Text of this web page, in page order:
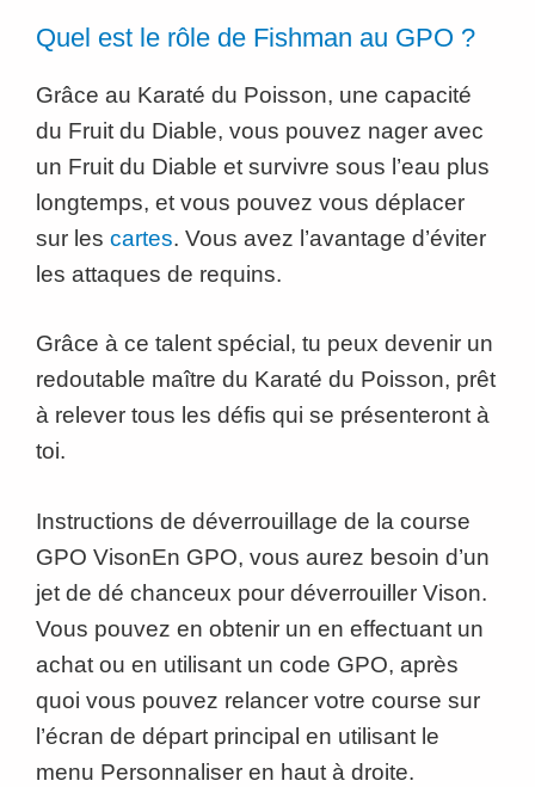
Quel est le rôle de Fishman au GPO ?
Grâce au Karaté du Poisson, une capacité
du Fruit du Diable, vous pouvez nager avec
un Fruit du Diable et survivre sous l’eau plus
longtemps, et vous pouvez vous déplacer
sur les cartes. Vous avez l’avantage d’éviter
les attaques de requins.
Grâce à ce talent spécial, tu peux devenir un
redoutable maître du Karaté du Poisson, prêt
à relever tous les défis qui se présenteront à
toi.
Instructions de déverrouillage de la course
GPO VisonEn GPO, vous aurez besoin d’un
jet de dé chanceux pour déverrouiller Vison.
Vous pouvez en obtenir un en effectuant un
achat ou en utilisant un code GPO, après
quoi vous pouvez relancer votre course sur
l’écran de départ principal en utilisant le
menu Personnaliser en haut à droite.